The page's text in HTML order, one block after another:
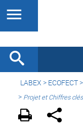
LABEX > ECOFECT>
> Projet et Chiffres clés